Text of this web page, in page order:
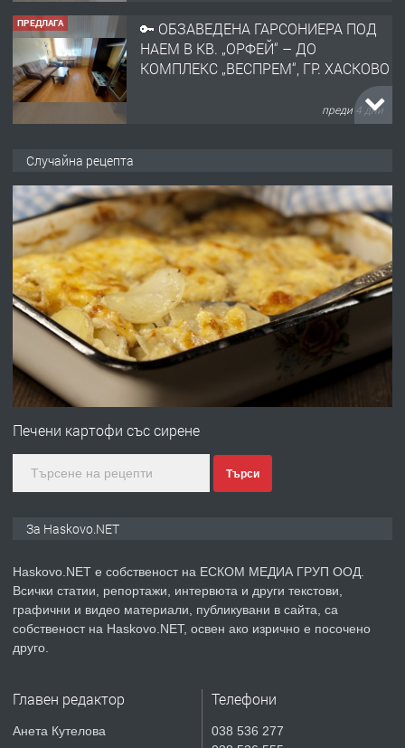
ПРЕДЛАГА
🔑 ОБЗАВЕДЕНА ГАРСОНИЕРА ПОД
НАЕМ В КВ. „ОРФЕЙ“ – ДО
КОМПЛЕКС „ВЕСПРЕМ“, ГР. ХАСКОВО
преди 4 дни
АПАРТАМЕНТ В ЦЕНТЪРА НА ГР.
ХАСКОВО
преди 4 дни
ПРЕДЛАГА Давам гараж под наем
преди 4 дни
ПРЕДЛАГА
№4120 Магазин/Офис под наем в кв.
градската градина!
преди 5 дни
ПРЕДЛАГА
Продавам парцел в гр. Хасково кв.
Случайна рецепта
Печени картофи със сирене
Търси
За Haskovo.NET
Haskovo.NET е собственост на ЕСКОМ МЕДИА ГРУП ООД.
Всички статии, репортажи, интервюта и други текстови,
графични и видео материали, публикувани в сайта, са
собственост на Haskovo.NET, освен ако изрично е посочено
друго.
Главен редактор
Анета Кутелова
Телефони
038 536 277